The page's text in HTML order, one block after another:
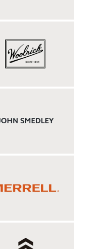
ルへと繋がっている面
いので画像を見て頂け
製をしているのです。
す。そして背面。アン
仕立てで、後ろ姿にも
効果のあるハイカウン